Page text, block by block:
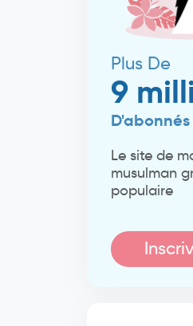
Plus De
9
D'abonnés
Le site de
musulman
populaire